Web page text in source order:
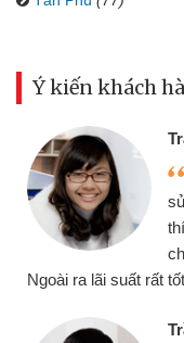
Ý kiến khách
Ngoài ra lãi suất rất tốt